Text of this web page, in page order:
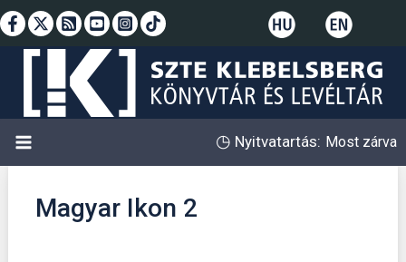
Skip
to
◷ Nyitvatartás: Most zárva
Magyar Ikon 2